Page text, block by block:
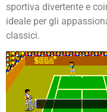
sportiva divertente e
ideale per gli
classici.